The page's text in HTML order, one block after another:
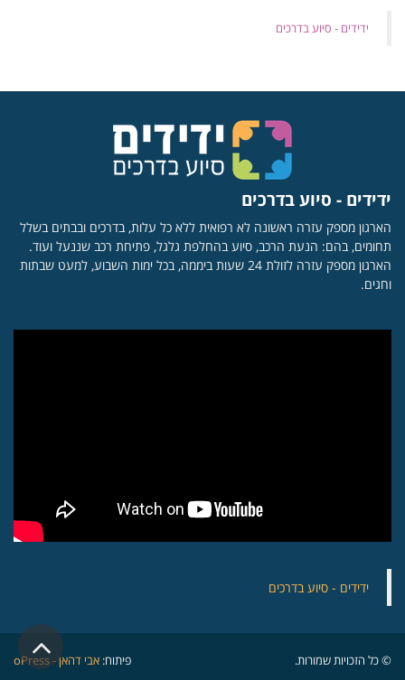
‏ידידים - סיוע בדרכים
ידידים - סיוע בדרכים
הארגון מספק עזרה ראשונה לא רפואית ללא כל עלות, בדרכים ובבתים בשלל
תחומים, בהם: הנעת הרכב, סיוע בהחלפת גלגל, פתיחת רכב שננעל ועוד.
הארגון מספק עזרה לזולת 24 שעות ביממה, בכל ימות השבוע, למעט שבתות
וחגים.
‏ידידים - סיוע בדרכים
© כל הזכויות שמורות. פיתוח: אבי דהאן - oPressגלילה